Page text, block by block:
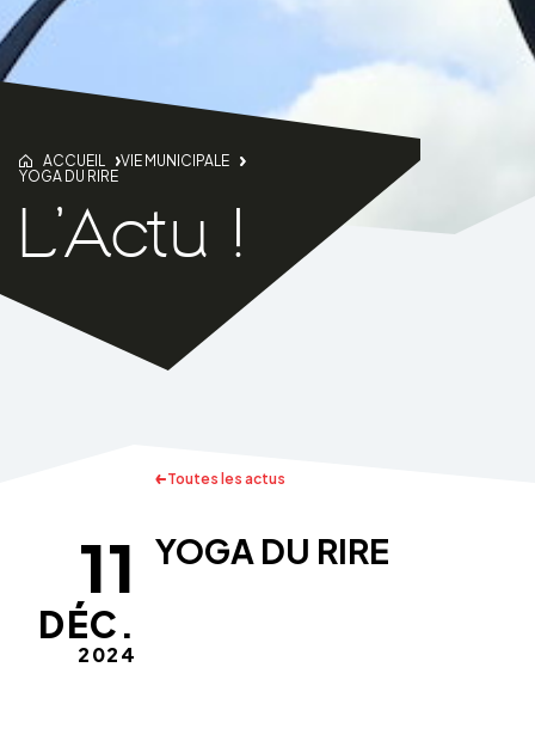
ACCUEIL
VIE MUNICIPALE
YOGA DU RIRE
YOGA DU RIRE
Toutes les actus
11
DÉC.
2024